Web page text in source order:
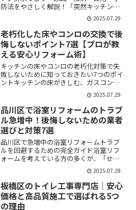
防法をやさしく解説！「突然キッチンの
排水が流れなくなった…」「水が逆流し
てきて焦った」「業者に頼むべき？自分
でできることは？」マンションのキッチ
ン排水つまりは、誰にとっ...
2025.07.29
老朽化した床やコンロの交換で後
悔しないポイント7選【プロが教
える安心リフォーム術】
キッチンの床やコンロの老朽化対策で失
敗しないために知っておきたい7つのポイ
ントキッチンの床がきしむ、ガスコンロ
の点火が不安定——そんな小さな不調
も、「そろそろリフォーム時期かな」と
悩み始めるきっかけになりますよね。け
れど、いざコンロ交換や床...
2025.07.29
品川区で浴室リフォームのトラブ
ル急増中！後悔しないための業者
選びと対策7選
品川区で急増中の浴室リフォームトラブ
ルを回避するための完全ガイド浴室リフ
ォームを考えている方の多くが、「せっ
かくお金をかけるのだから、絶対に後悔
したくない」「悪質な業者に引っかかっ
たらどうしよう」と不安を抱えているの
ではないでしょうか。実際...
2025.07.28
板橋区のトイレ工事専門店｜安心
価格と高品質施工で選ばれる5つ
の理由